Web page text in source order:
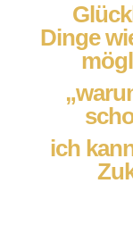
Dinge
ich